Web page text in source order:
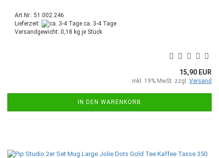
Art.Nr.: 51.002.246
Lieferzeit:
ca. 3-4 Tage
Versandgewicht: 0,18 kg je Stück
15,90 EUR
inkl. 19% MwSt. zzgl. Versand
IN DEN WARENKORB